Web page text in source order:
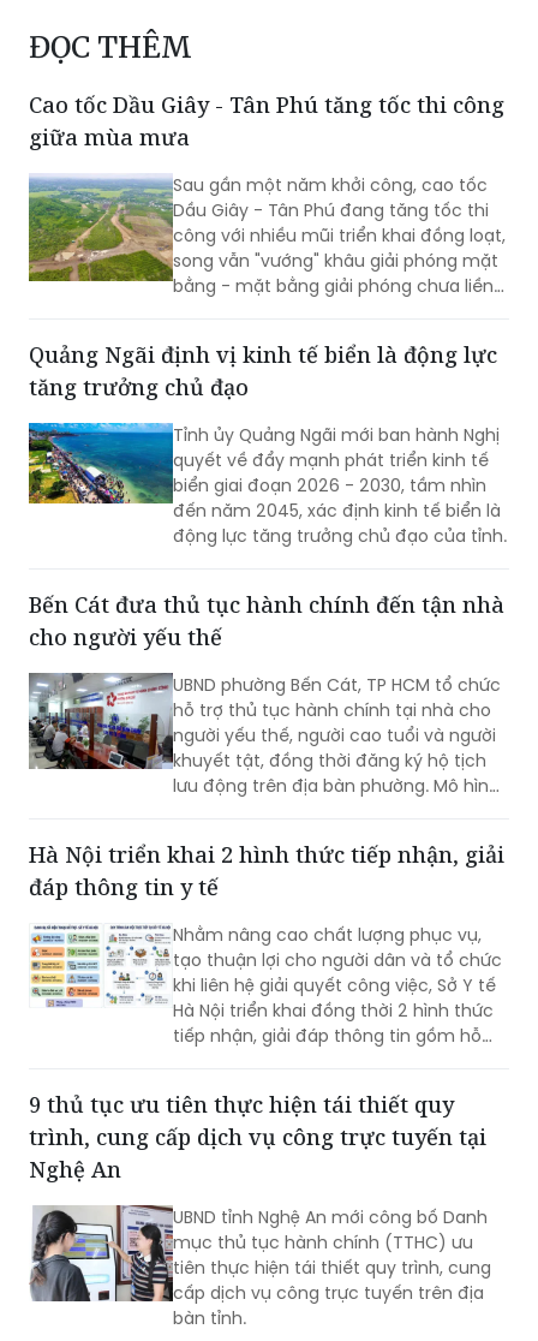
Cao tốc Dầu Giây - Tân Phú tăng tốc thi công
Sau gần một năm khởi công, cao tốc
Dầu Giây - Tân Phú đang tăng tốc thi
công với nhiều mũi triển khai đồng loạt,
song vẫn "vướng" khâu giải phóng mặt
bằng - mặt bằng giải phóng chưa liền
mạch.
Quảng Ngãi định vị kinh tế biển là động lực
Tỉnh ủy Quảng Ngãi mới ban hành Nghị
quyết về đẩy mạnh phát triển kinh tế
biển giai đoạn 2026 - 2030, tầm nhìn
đến năm 2045, xác định kinh tế biển là
động lực tăng trưởng chủ đạo của tỉnh.
Bến Cát đưa thủ tục hành chính đến tận nhà
UBND phường Bến Cát, TP HCM tổ chức
hỗ trợ thủ tục hành chính tại nhà cho
người yếu thế, người cao tuổi và người
khuyết tật, đồng thời đăng ký hộ tịch
lưu động trên địa bàn phường. Mô hình
giúp giảm trở ngại đi lại và bảo đảm
quyền lợi pháp lý cho người dân.
Hà Nội triển khai 2 hình thức tiếp nhận, giải
Nhằm nâng cao chất lượng phục vụ,
tạo thuận lợi cho người dân và tổ chức
khi liên hệ giải quyết công việc, Sở Y tế
Hà Nội triển khai đồng thời 2 hình thức
tiếp nhận, giải đáp thông tin gồm hỗ
trợ qua các số điện thoại công khai và
tiếp đón trực tiếp tại trụ sở.
9 thủ tục ưu tiên thực hiện tái thiết quy
Nghệ An
UBND tỉnh Nghệ An mới công bố Danh
tiên thực hiện tái thiết quy trình, cung
cấp dịch vụ công trực tuyến trên địa
bàn tỉnh.
Hơn 200.000 học sinh Nghệ An thuộc diện ưu